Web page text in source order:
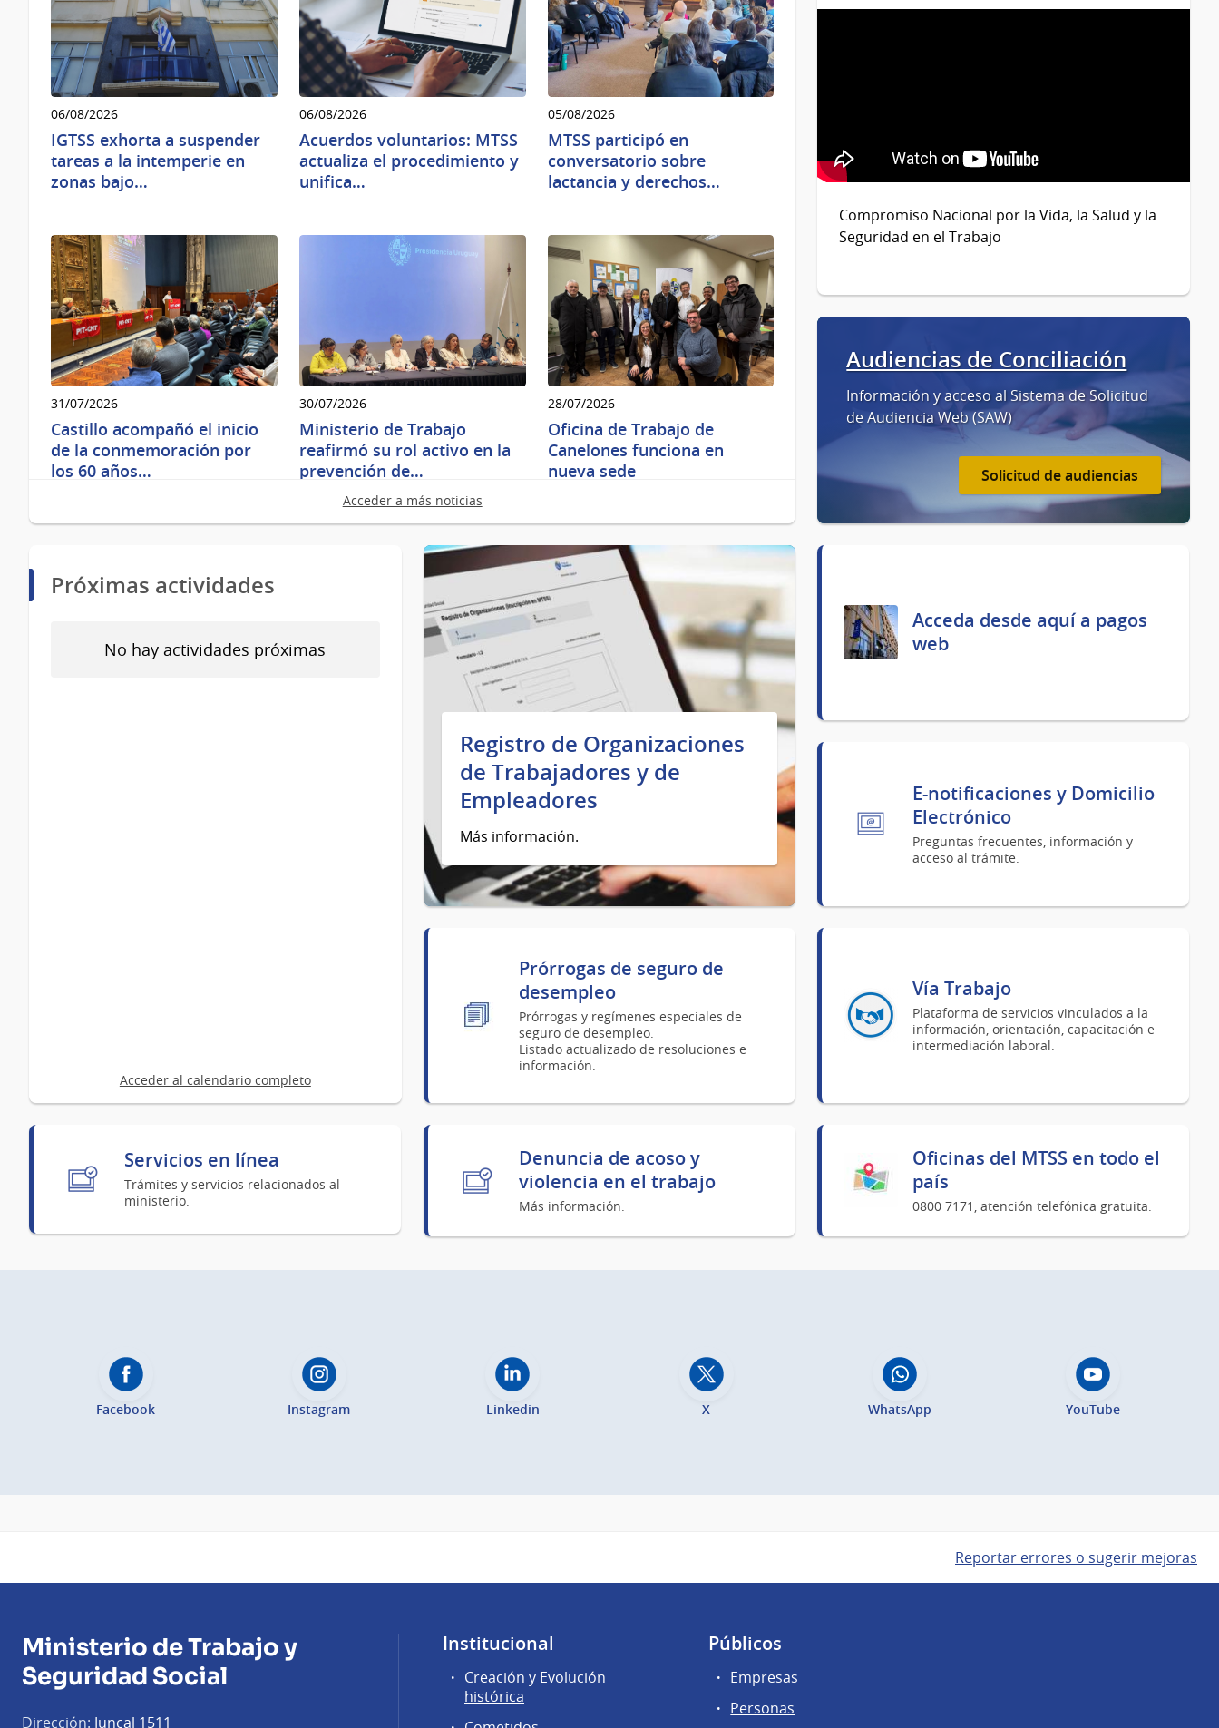
06/08/2026
IGTSS exhorta a suspender
tareas a la intemperie en
zonas bajo…
06/08/2026
Acuerdos voluntarios: MTSS
actualiza el procedimiento y
unifica…
05/08/2026
MTSS participó en
conversatorio sobre
lactancia y derechos…
31/07/2026
Castillo acompañó el inicio
de la conmemoración por
los 60 años…
30/07/2026
Ministerio de Trabajo
reafirmó su rol activo en la
prevención de…
28/07/2026
Oficina de Trabajo de
Canelones funciona en
nueva sede
Acceder a más noticias
Compromiso Nacional por la Vida, la Salud y la
Seguridad en el Trabajo
Audiencias de Conciliación
Información y acceso al Sistema de Solicitud
de Audiencia Web (SAW)
Solicitud de audiencias
Próximas actividades
No hay actividades próximas
Acceder al calendario completo
Registro de Organizaciones
de Trabajadores y de
Empleadores
Más información.
Prórrogas de seguro de
desempleo
Prórrogas y regímenes especiales de
seguro de desempleo.
Listado actualizado de resoluciones e
información.
Acceda desde aquí a pagos
web
E-notificaciones y Domicilio
Electrónico
Preguntas frecuentes, información y
acceso al trámite.
Vía Trabajo
Plataforma de servicios vinculados a la
información, orientación, capacitación e
intermediación laboral.
Servicios en línea
Trámites y servicios relacionados al
ministerio.
Denuncia de acoso y
violencia en el trabajo
Más información.
Oficinas del MTSS en todo el
país
0800 7171, atención telefónica gratuita.
Facebook Instagram Linkedin X WhatsApp YouTube
Reportar errores o sugerir mejoras
Ministerio de Trabajo y
Seguridad Social
Dirección: Juncal 1511
Institucional
Creación y Evolución
histórica
Públicos
Empresas
Personas